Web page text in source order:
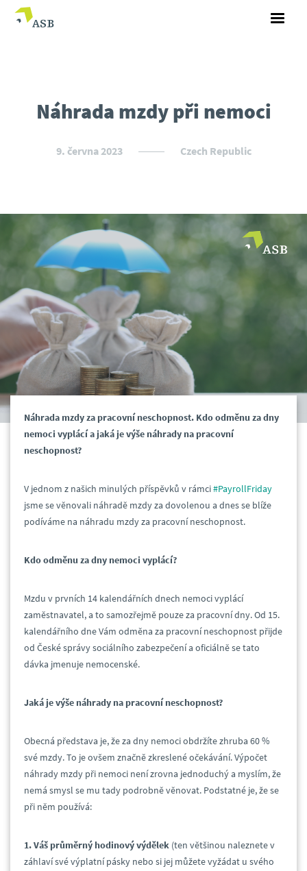
Náhrada mzdy při nemoci
9. června 2023 Czech Republic
Náhrada mzdy za pracovní neschopnost. Kdo odměnu za dny
nemoci vyplácí a jaká je výše náhrady na pracovní
neschopnost?
V jednom z našich minulých příspěvků v rámci#PayrollFriday
jsme se věnovali náhradě mzdy za dovolenou a dnes se blíže
podíváme na náhradu mzdy za pracovní neschopnost.
Kdo odměnu za dny nemoci vyplácí?
Mzdu v prvních 14 kalendářních dnech nemoci vyplácí
zaměstnavatel, a to samozřejmě pouze za pracovní dny. Od 15.
kalendářního dne Vám odměna za pracovní neschopnost přijde
od České správy sociálního zabezpečení a oficiálně se tato
dávka jmenuje nemocenské.
Jaká je výše náhrady na pracovní neschopnost?
Obecná představa je, že za dny nemoci obdržíte zhruba 60 %
své mzdy. To je ovšem značně zkreslené očekávání. Výpočet
náhrady mzdy při nemoci není zrovna jednoduchý a myslím, že
nemá smysl se mu tady podrobně věnovat. Podstatné je, že se
při něm používá:
1. Váš průměrný hodinový výdělek (ten většinou naleznete v
záhlaví své výplatní pásky nebo si jej můžete vyžádat u svého